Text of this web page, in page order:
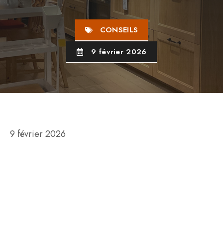
CONSEILS
9 février 2026
9 février 2026